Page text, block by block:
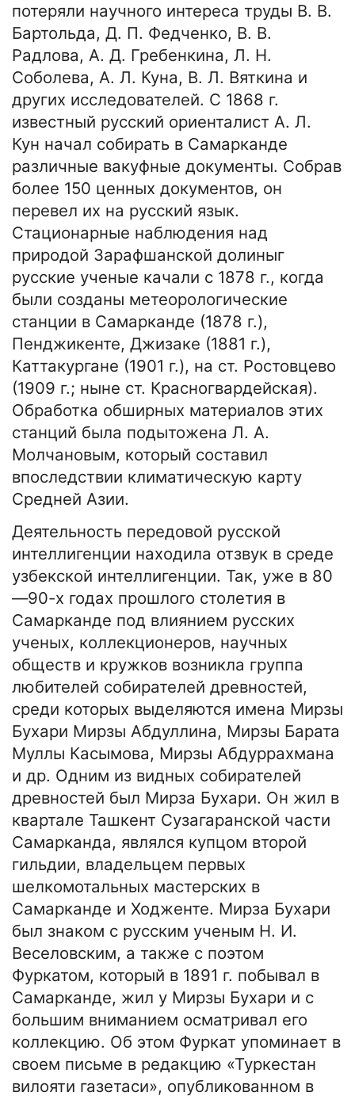
потеряли научного интереса труды В. В.
Бартольда, Д. П. Федченко, В. В.
Радлова, А. Д. Гребенкина, Л. Н.
Соболева, А. Л. Куна, В. Л. Вяткина и
других исследователей. С 1868 г.
известный русский ориенталист А. Л.
Кун начал собирать в Самарканде
различные вакуфные документы. Собрав
более 150 ценных документов, он
перевел их на русский язык.
Стационарные наблюдения над
природой Зарафшанской долиныг
русские ученые качали с 1878 г., когда
были созданы метеорологические
станции в Самарканде (1878 г.),
Пенджикенте, Джизаке (1881 г.),
Каттакургане (1901 г.), на ст. Ростовцево
(1909 г.; ныне ст. Красногвардейская).
Обработка обширных материалов этих
станций была подытожена Л. А.
Молчановым, который составил
впоследствии климатическую карту
Средней Азии.
Деятельность передовой русской
интеллигенции находила отзвук в среде
узбекской интеллигенции. Так, уже в 80
—90-х годах прошлого столетия в
Самарканде под влиянием русских
ученых, коллекционеров, научных
обществ и кружков возникла группа
любителей собирателей древностей,
среди которых выделяются имена Мирзы
Бухари Мирзы Абдуллина, Мирзы Барата
Муллы Касымова, Мирзы Абдуррахмана
и др. Одним из видных собирателей
древностей был Мирза Бухари. Он жил в
квартале Ташкент Сузагаранской части
Самарканда, являлся купцом второй
гильдии, владельцем первых
шелкомотальных мастерских в
Самарканде и Ходженте. Мирза Бухари
был знаком с русским ученым Н. И.
Веселовским, а также с поэтом
Фуркатом, который в 1891 г. побывал в
Самарканде, жил у Мирзы Бухари и с
большим вниманием осматривал его
коллекцию. Об этом Фуркат упоминает в
своем письме в редакцию «Туркестан
вилояти газетаси», опубликованном в